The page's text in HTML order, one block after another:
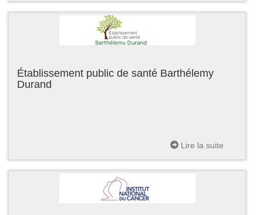
Établissement public de santé Barthélemy
Durand
Lire la suite